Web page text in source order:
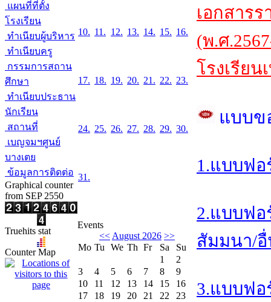
แผนที่ที่ตั้ง
โรงเรียน
ทำเนียบผู้บริหาร
ทำเนียบครู
กรรมการสถาน
ศึกษา
ทำเนียบประธาน
นักเรียน
สถานที่
เบญจมฯศูนย์
บางเตย
ข้อมูลการติดต่อ
Graphical counter
from SEP 2550
Truehits stat
Counter Map
10. 11. 12. 13. 14. 15. 16.
17. 18. 19. 20. 21. 22. 23.
24. 25. 26. 27. 28. 29. 30.
31.
Events
<< August 2026 >>
Mo Tu We Th Fr Sa
Su
1
2
3
4 5 6 7 8
9
10
11 12 13 14 15
16
17
18 19 20 21 22
23
เอกสาร
(พ.ศ
โรงเรีย
แบบข
1.แบบฟ
2.แบบฟ
สัมมนา/
3.แบบฟอ